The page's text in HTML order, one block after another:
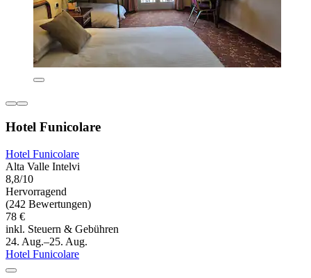
Hotel Funicolare
Hotel Funicolare
Alta Valle Intelvi
8,8/10
Hervorragend
(242 Bewertungen)
78 €
inkl. Steuern & Gebühren
24. Aug.–25. Aug.
Hotel Funicolare